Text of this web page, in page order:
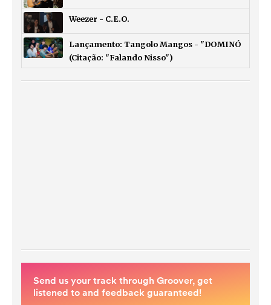
Weezer - C.E.O.
Lançamento: Tangolo Mangos - "DOMINÓ
(Citação: "Falando Nisso")